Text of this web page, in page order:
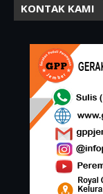
KONTAK KAMI